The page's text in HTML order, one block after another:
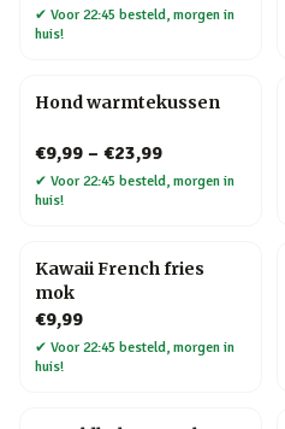
✔ Voor 22:45 besteld, morgen in
huis!
Hond warmtekussen
€9,99 – €23,99
✔ Voor 22:45 besteld, morgen in
huis!
Kawaii French fries
mok
€9,99
✔ Voor 22:45 besteld, morgen in
huis!